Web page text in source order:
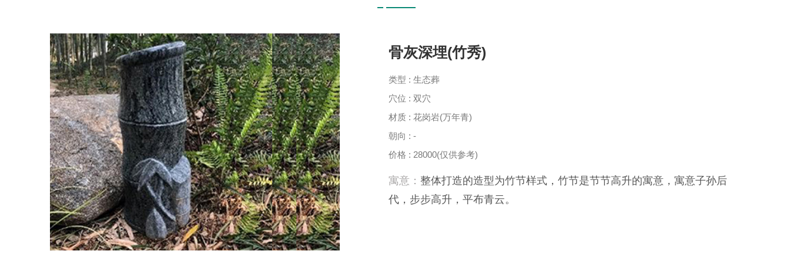
骨灰深埋(竹秀)
类型 : 生态葬
穴位 : 双穴
材质 : 花岗岩(万年青)
朝向 : -
价格 : 28000(仅供参考)
寓意： 整体打造的造型为竹节样式，竹节是节节高升的寓意，寓意子孙后
代，步步高升，平布青云。